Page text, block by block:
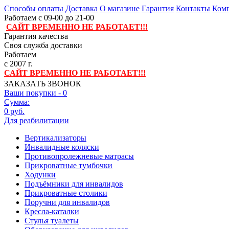
Способы оплаты Доставка О магазине Гарантия Контакты
Работаем с 09-00 до 21-00
САЙТ ВРЕМЕННО НЕ РАБОТАЕТ!!!
Гарантия качества
Своя служба доставки
Работаем
с 2007 г.
САЙТ ВРЕМЕННО НЕ РАБОТАЕТ!!!
ЗАКАЗАТЬ ЗВОНОК
Ваши покупки - 0
Сумма:
0 руб.
Для реабилитации
Вертикализаторы
Инвалидные коляски
Противопролежневые матрасы
Прикроватные тумбочки
Ходунки
Подъёмники для инвалидов
Прикроватные столики
Поручни для инвалидов
Кресла-каталки
Стулья туалеты